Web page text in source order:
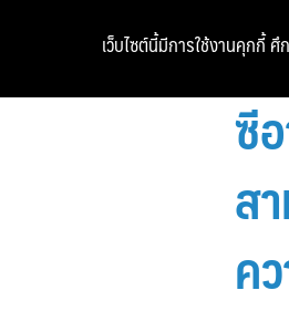
ซี
ส
ค
เว็บไซต์นี้มีการใช้งานคุกกี้ ศึ